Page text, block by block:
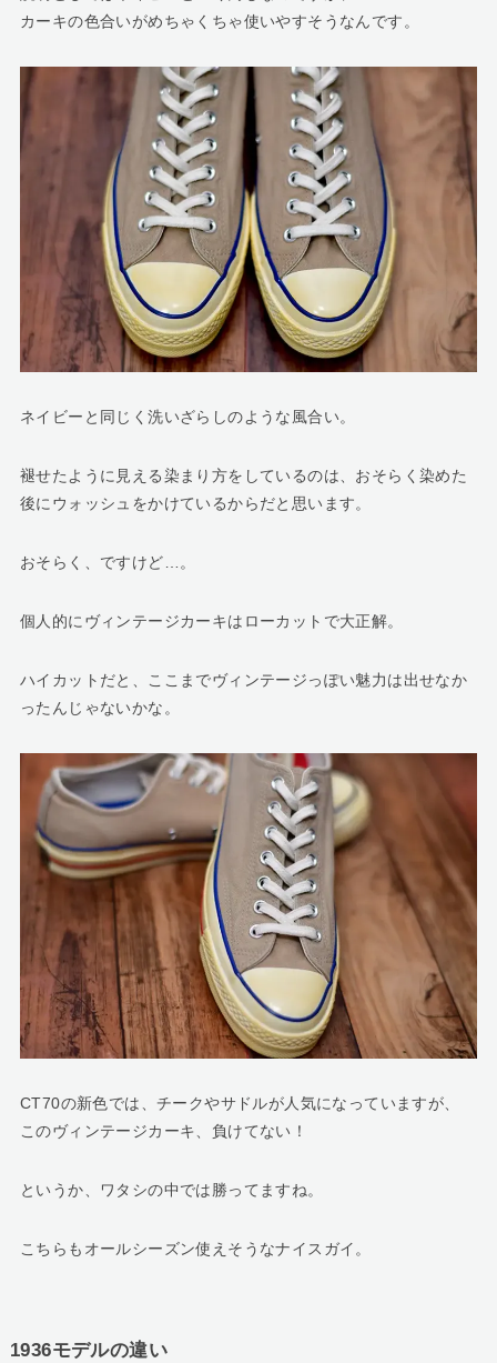
カーキの色合いがめちゃくちゃ使いやすそうなんです。
ネイビーと同じく洗いざらしのような風合い。
褪せたように見える染まり方をしているのは、おそらく染めた
後にウォッシュをかけているからだと思います。
おそらく、ですけど…。
個人的にヴィンテージカーキはローカットで大正解。
ハイカットだと、ここまでヴィンテージっぽい魅力は出せなか
ったんじゃないかな。
CT70の新色では、チークやサドルが人気になっていますが、
このヴィンテージカーキ、負けてない！
というか、ワタシの中では勝ってますね。
こちらもオールシーズン使えそうなナイスガイ。
1936モデルの違い